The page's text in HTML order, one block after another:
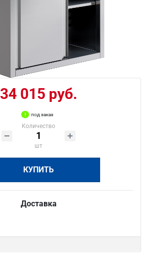
34 015 руб.
под заказ
Количество
шт
КУПИТЬ
Доставка